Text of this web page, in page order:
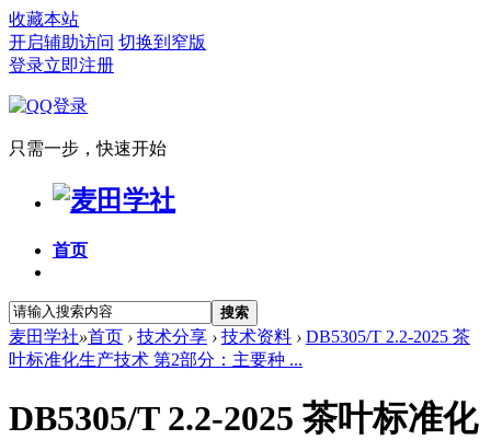
收藏本站
开启辅助访问 切换到窄版
登录立即注册
只需一步，快速开始
首页
搜索
麦田学社»首页 › 技术分享 › 技术资料 › DB5305/T 2.2-2025 茶
叶标准化生产技术 第2部分：主要种 ...
DB5305/T 2.2-2025 茶叶标准化